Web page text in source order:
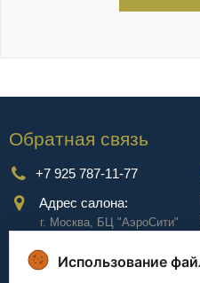
Обратная связь
+7 925 787-11-77
Адрес салона:
г. Москва, БЦ "АэроCити"
Куркинское ш., стр.2, 17
этаж
Использование